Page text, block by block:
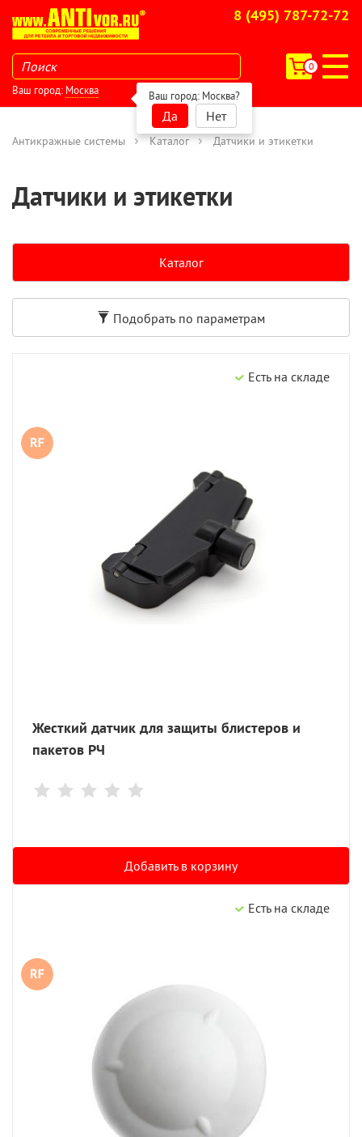
8 (495) 787-72-72
0
Ваш город: Москва Ваш город: Москва?
Да Нет
Антикражные системы Каталог Датчики и этикетки
Датчики и этикетки
Каталог
Подобрать по параметрам
Есть на складе
Жесткий датчик для защиты блистеров и
пакетов РЧ
Добавить в корзину
Есть на складе